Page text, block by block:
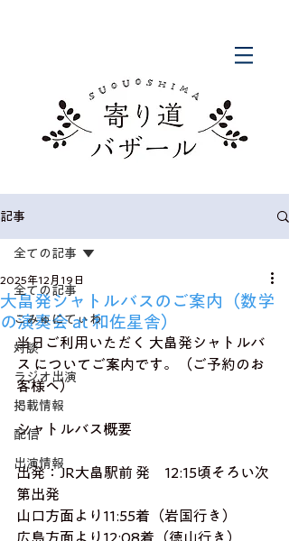
記事
全ての記事
こみゅにてぃわ
対談
ラジオ出演
掲載情報
配信
出演情報
全ての記事
大畠発シャトルバスのご案内（数学
の演奏会 at 和佐星舎）
2025年12月19日
当日ご利用いただく 大畠発シャトルバ
ス についてご案内です。（ご予約のお
客様へ）
シャトルバス概要
出発：JR大畠駅前 発　12:15頃そろい次
第出発
山口方面より11:55着（岩国行き）
広島方面より12:08着（徳山行き）